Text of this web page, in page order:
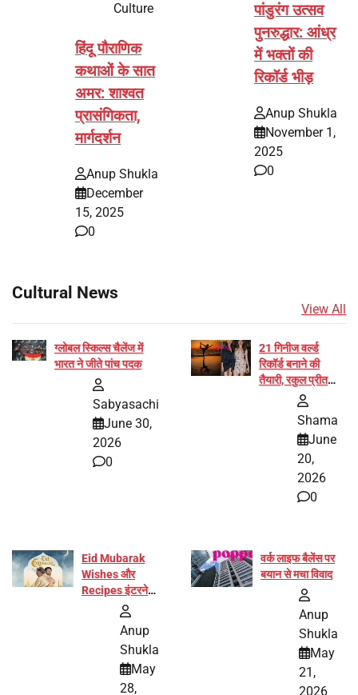
Culture
हिंदू पौराणिक
कथाओं के सात
अमर: शाश्वत
प्रासंगिकता,
मार्गदर्शन
Anup Shukla
December
15, 2025
0
पांडुरंग उत्सव
पुनरुद्धार: आंध्र
में भक्तों की
रिकॉर्ड भीड़
Anup Shukla
November 1,
2025
0
Cultural News
View All
ग्लोबल स्किल्स चैलेंज में
भारत ने जीते पांच पदक
Sabyasachi
June 30,
2026
0
21 गिनीज वर्ल्ड
रिकॉर्ड बनाने की
तैयारी, रकुल प्रीत
और प्रज्ञा जायसवाल
बनीं योग अभियान का
Shama
June
20,
2026
0
Eid Mubarak
Wishes और
Recipes इंटरनेट
पर हुईं वायरल
Anup
Shukla
May
28,
वर्क लाइफ बैलेंस पर
बयान से मचा विवाद
Anup
Shukla
May
21,
2026